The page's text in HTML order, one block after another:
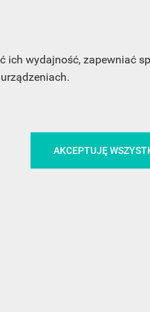
ich wydajność, zapewniać
AKCEPTUJĘ